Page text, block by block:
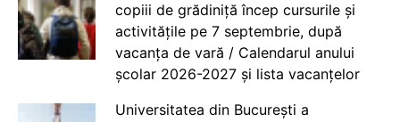
copiii de grădiniță încep cursurile și
activitățile pe 7 septembrie, după
vacanța de vară / Calendarul anului
școlar 2026-2027 și lista vacanțelor
Universitatea din București a